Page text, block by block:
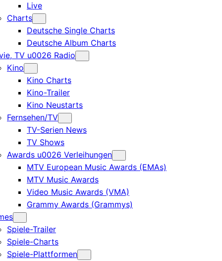
Live
Charts
Deutsche Single Charts
Deutsche Album Charts
TV u0026 Radio
Kino
Kino Charts
Kino-Trailer
Kino Neustarts
Fernsehen/TV
TV-Serien News
TV Shows
Awards u0026 Verleihungen
MTV European Music Awards (EMAs)
MTV Music Awards
Video Music Awards (VMA)
Grammy Awards (Grammys)
Spiele-Trailer
Spiele-Charts
Spiele-Plattformen